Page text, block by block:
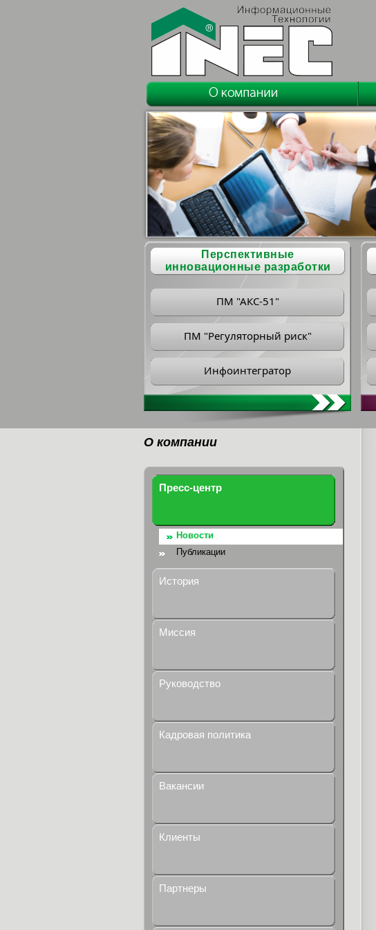
Перспективные
инновационные разработки
ПМ "АКС-51"
ПМ "Регуляторный риск"
Инфоинтегратор
О компании
Пресс-центр
Новости
Публикации
История
Миссия
Руководство
Кадровая политика
Вакансии
Клиенты
Партнеры